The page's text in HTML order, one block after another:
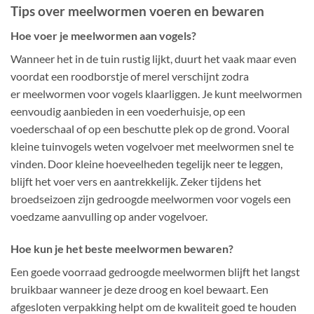
Tips over meelwormen voeren en bewaren
Hoe voer je meelwormen aan vogels?
Wanneer het in de tuin rustig lijkt, duurt het vaak maar even
voordat een roodborstje of merel verschijnt zodra
er meelwormen voor vogels klaarliggen. Je kunt meelwormen
eenvoudig aanbieden in een voederhuisje, op een
voederschaal of op een beschutte plek op de grond. Vooral
kleine tuinvogels weten vogelvoer met meelwormen snel te
vinden. Door kleine hoeveelheden tegelijk neer te leggen,
blijft het voer vers en aantrekkelijk. Zeker tijdens het
broedseizoen zijn gedroogde meelwormen voor vogels een
voedzame aanvulling op ander vogelvoer.
Hoe kun je het beste meelwormen bewaren?
Een goede voorraad gedroogde meelwormen blijft het langst
bruikbaar wanneer je deze droog en koel bewaart. Een
afgesloten verpakking helpt om de kwaliteit goed te houden